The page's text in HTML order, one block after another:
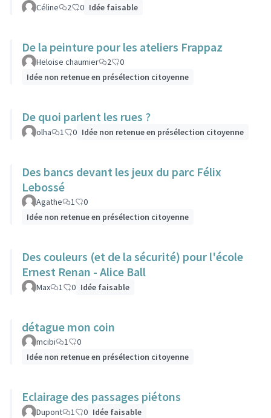
Céline 2 0 Idée faisable
De la peinture pour les ateliers Frappaz
Heloise chaumier 2
0
Idée non retenue en présélection citoyenne
De quoi parlent les rues ?
olha 1 0 Idée non retenue en présélection citoyenne
Des bancs devant les jeux du parc Félix
Lebossé
Agathe 1
0
Idée non retenue en présélection citoyenne
Des couleurs (et de la sécurité) pour l'école
Ernest Renan - Alice Ball
Max 1 0 Idée faisable
détague mon coin
mcibi 1
0
Idée non retenue en présélection citoyenne
Eclairage des passages piétons
Dupont 1 0 Idée faisable